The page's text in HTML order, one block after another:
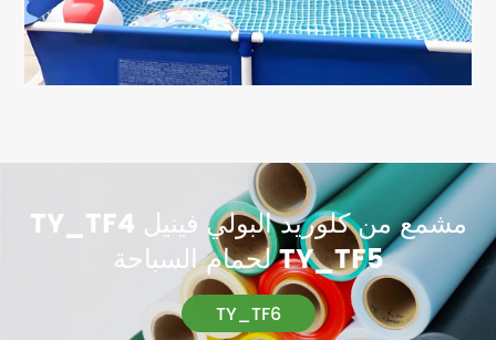
TY_TF4 مشمع من كلوريد البولي فينيل
لحمام السباحة TY_TF5
TY_TF6